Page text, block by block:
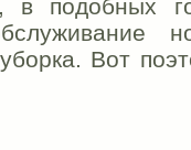
в подобных
Вот